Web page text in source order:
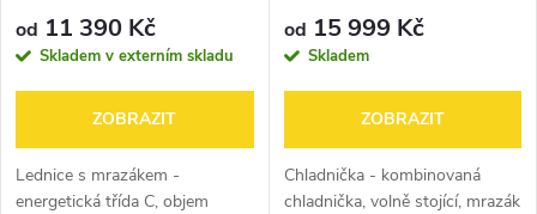
od 11 390 Kč
Skladem v externím skladu
ZOBRAZIT
Lednice s mrazákem -
energetická třída C, objem
od 15 999 Kč
Skladem
ZOBRAZIT
Chladnička - kombinovaná
chladnička, volně stojící, mrazák